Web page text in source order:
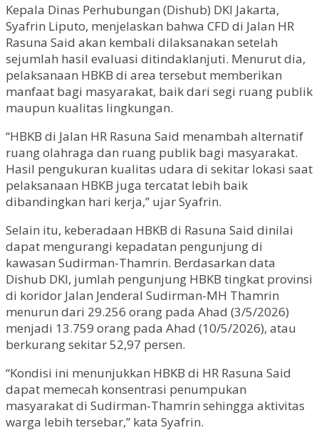
Kepala Dinas Perhubungan (Dishub) DKI Jakarta,
Syafrin Liputo, menjelaskan bahwa CFD di Jalan HR
Rasuna Said akan kembali dilaksanakan setelah
sejumlah hasil evaluasi ditindaklanjuti. Menurut dia,
pelaksanaan HBKB di area tersebut memberikan
manfaat bagi masyarakat, baik dari segi ruang publik
maupun kualitas lingkungan.
“HBKB di Jalan HR Rasuna Said menambah alternatif
ruang olahraga dan ruang publik bagi masyarakat.
Hasil pengukuran kualitas udara di sekitar lokasi saat
pelaksanaan HBKB juga tercatat lebih baik
dibandingkan hari kerja,” ujar Syafrin.
Selain itu, keberadaan HBKB di Rasuna Said dinilai
dapat mengurangi kepadatan pengunjung di
kawasan Sudirman-Thamrin. Berdasarkan data
Dishub DKI, jumlah pengunjung HBKB tingkat provinsi
di koridor Jalan Jenderal Sudirman-MH Thamrin
menurun dari 29.256 orang pada Ahad (3/5/2026)
menjadi 13.759 orang pada Ahad (10/5/2026), atau
berkurang sekitar 52,97 persen.
“Kondisi ini menunjukkan HBKB di HR Rasuna Said
dapat memecah konsentrasi penumpukan
masyarakat di Sudirman-Thamrin sehingga aktivitas
warga lebih tersebar,” kata Syafrin.